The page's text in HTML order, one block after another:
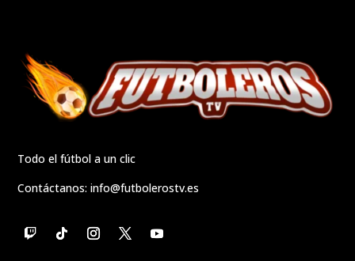
Todo el fútbol a un clic
Contáctanos:info@futbolerostv.es